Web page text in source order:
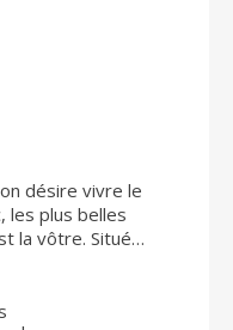
désire vivre le
les plus belles
la vôtre. Situé
Québec et
pour
ouvre les portes de